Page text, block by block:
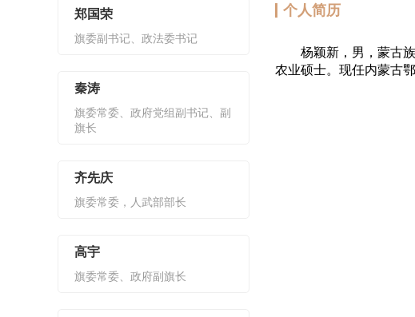
郑国荣
旗委副书记、政法委书记
秦涛
旗委常委、政府党组副书记、副
旗长
齐先庆
旗委常委，人武部部长
高宇
旗委常委、政府副旗长
个人简历
杨颖新，男，蒙古族
农业硕士。现任内蒙古